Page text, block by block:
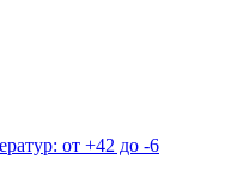
от +42 до -6